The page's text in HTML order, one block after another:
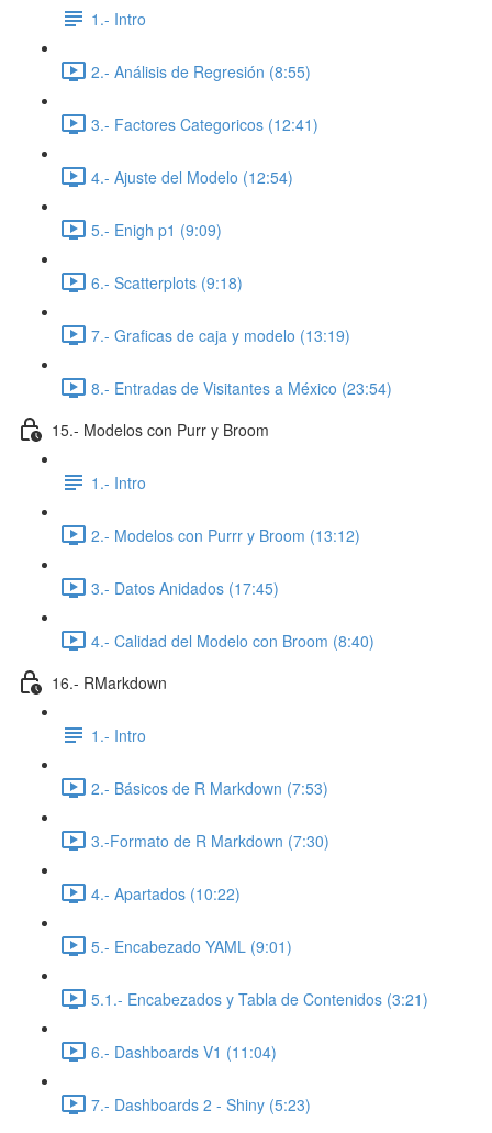
1.- Intro
2.- Análisis de Regresión (8:55)
3.- Factores Categoricos (12:41)
4.- Ajuste del Modelo (12:54)
5.- Enigh p1 (9:09)
6.- Scatterplots (9:18)
7.- Graficas de caja y modelo (13:19)
8.- Entradas de Visitantes a México (23:54)
15.- Modelos con Purr y Broom
1.- Intro
2.- Modelos con Purrr y Broom (13:12)
3.- Datos Anidados (17:45)
4.- Calidad del Modelo con Broom (8:40)
16.- RMarkdown
1.- Intro
2.- Básicos de R Markdown (7:53)
3.-Formato de R Markdown (7:30)
4.- Apartados (10:22)
5.- Encabezado YAML (9:01)
5.1.- Encabezados y Tabla de Contenidos (3:21)
6.- Dashboards V1 (11:04)
7.- Dashboards 2 - Shiny (5:23)